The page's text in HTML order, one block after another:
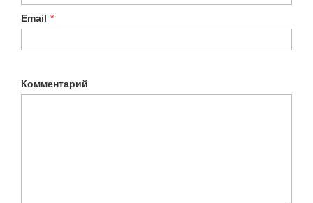
Email *
Комментарий